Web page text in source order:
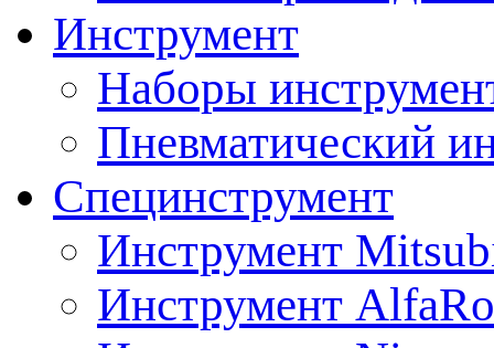
Инструмент
Наборы
Пневматический
Специнструмент
Инструмент
Инструмент